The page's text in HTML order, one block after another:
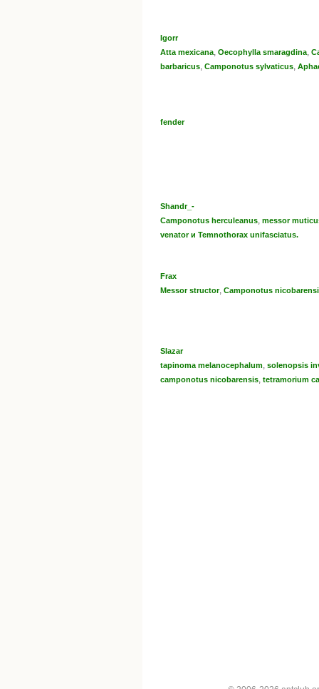
Igorr
Atta mexicana, Oecophylla smaragdina,
barbaricus, Camponotus sylvaticus,
fender
Shandr_-
Camponotus herculeanus, messor
venator и Temnothorax unifasciatus.
Frax
Messor structor, Camponotus
Slazar
tapinoma melanocephalum, solenopsis
camponotus nicobarensis, tetramorium